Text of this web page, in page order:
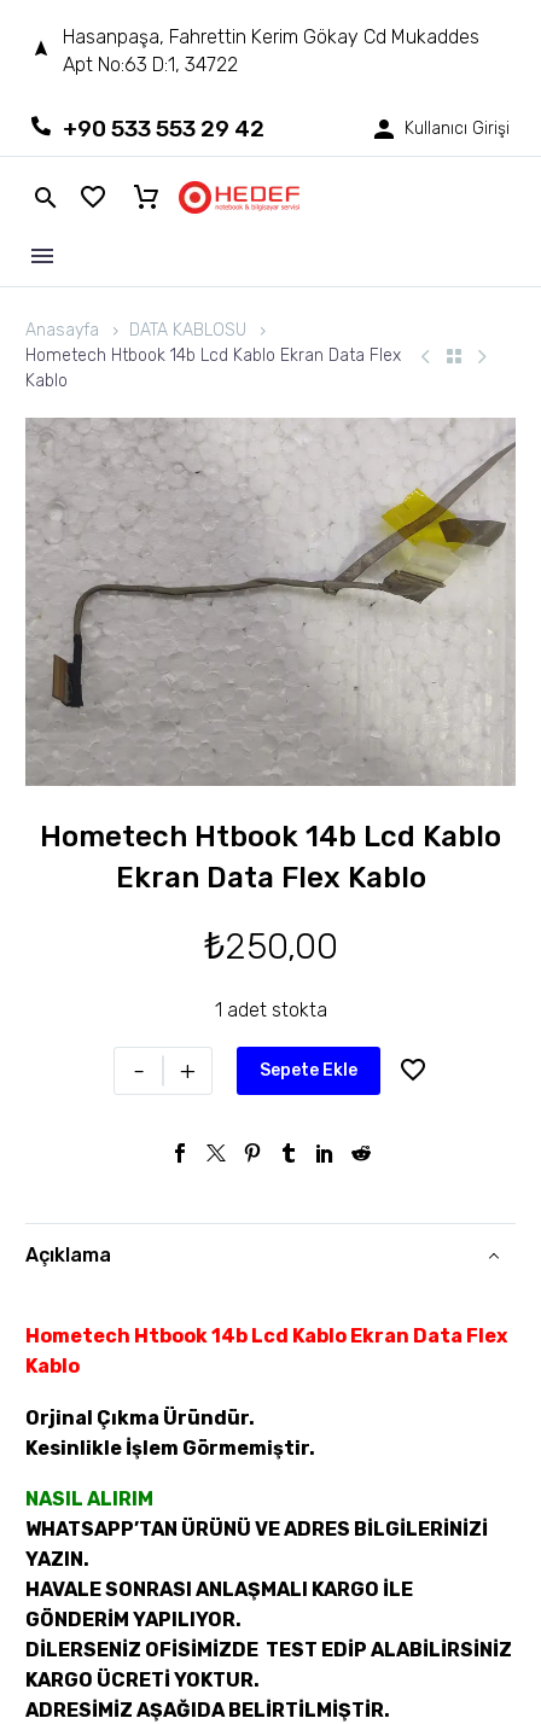
Hasanpaşa, Fahrettin Kerim Gökay Cd Mukaddes
Apt No:63 D:1, 34722
+90 533 553 29 42 Kullanıcı Girişi
Anasayfa
DATA KABLOSU
Hometech Htbook 14b Lcd Kablo Ekran Data Flex
Kablo
Hometech Htbook 14b Lcd Kablo
Ekran Data Flex Kablo
₺250,00
1 adet stokta
- + Sepete Ekle
Açıklama
Hometech Htbook 14b Lcd Kablo Ekran Data Flex
Kablo
Orjinal Çıkma Üründür.
Kesinlikle İşlem Görmemiştir.
NASIL ALIRIM
WHATSAPP’TAN ÜRÜNÜ VE ADRES BİLGİLERİNİZİ
YAZIN.
HAVALE SONRASI ANLAŞMALI KARGO İLE
GÖNDERİM YAPILIYOR.
DİLERSENİZ OFİSİMİZDE TEST EDİP ALABİLİRSİNİZ
KARGO ÜCRETİ YOKTUR.
ADRESİMİZ AŞAĞIDA BELİRTİLMİŞTİR.